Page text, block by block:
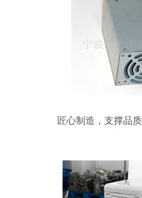
匠心制造，支撑品